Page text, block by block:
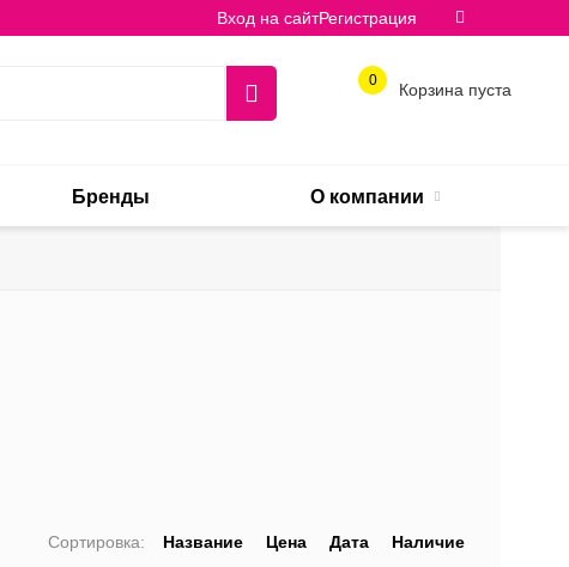
Вход на сайтРегистрация
0 Корзина пуста
Бренды О компании
Сортировка: Название Цена Дата Наличие